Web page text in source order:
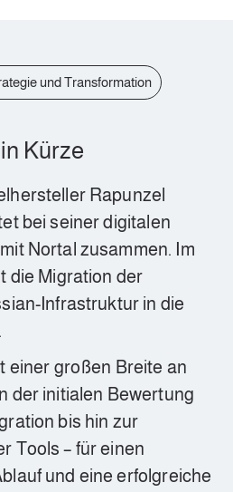
und Transformation
Kürze
Rapunzel
bei seiner digitalen
Nortal zusammen. Im
die Migration der
Infrastruktur in die
einer großen Breite an
der initialen Bewertung
bis hin zur
Tools – für einen
und eine erfolgreiche